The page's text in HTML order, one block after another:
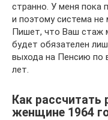
странно. У меня пока
и поэтому система не
Пишет, что Ваш стаж
будет обязателен
выхода на Пенсию по
лет.
Как рассчитать
женщине 1964